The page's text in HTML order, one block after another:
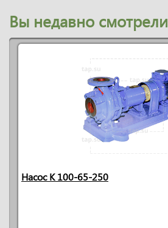
Вы недавно смотрели
Насос К 100-65-250